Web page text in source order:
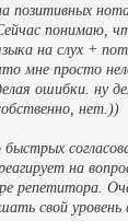
позитивных
понимаю,
на слух +
мне просто
ошибки. ну
нет.))
на
репетитора.
свой уровень